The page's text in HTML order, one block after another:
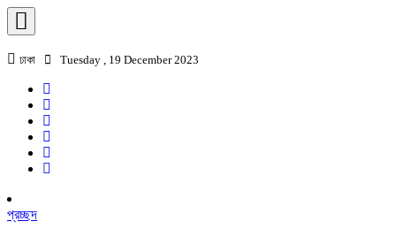
ঢাকা Tuesday , 19 December 2023
প্রচ্ছদ